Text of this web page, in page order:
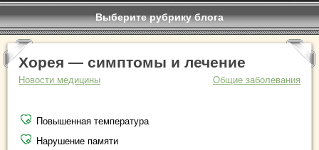
Выберите рубрику блога
Хорея — симптомы и лечение
Новости медицины Общие заболевания
Повышенная температура
Нарушение памяти